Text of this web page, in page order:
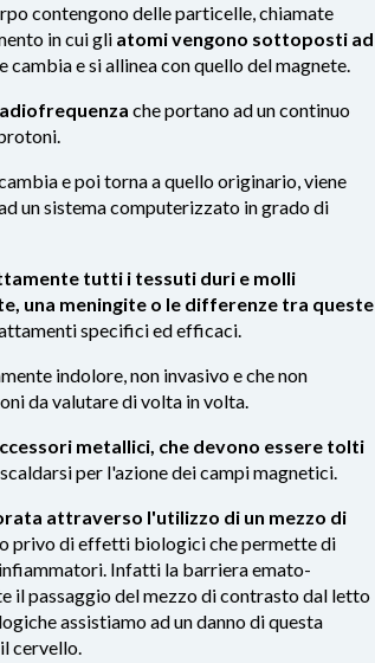
contengono delle particelle, chiamate
in cui gli atomi vengono sottoposti ad
cambia e si allinea con quello del magnete.
che portano ad un continuo
e poi torna a quello originario, viene
un sistema computerizzato in grado di
tutti i tessuti duri e molli
una meningite o le differenze tra queste
specifici ed efficaci.
indolore, non invasivo e che non
da valutare di volta in volta.
metallici, che devono essere tolti
per l'azione dei campi magnetici.
attraverso l'utilizzo di un mezzo di
privo di effetti biologici che permette di
Infatti la barriera emato-
il passaggio del mezzo di contrasto dal letto
assistiamo ad un danno di questa
cervello.